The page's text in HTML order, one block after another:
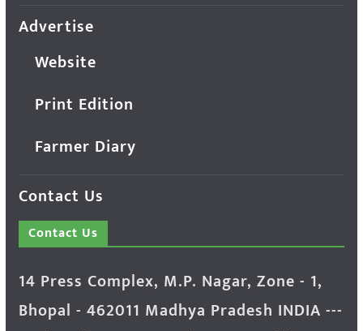
Advertise
Website
Print Edition
Farmer Diary
Contact Us
Contact Us
14 Press Complex, M.P. Nagar, Zone - 1,
Bhopal - 462011 Madhya Pradesh INDIA ---